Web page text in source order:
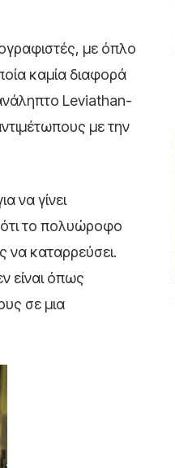
με όπλο
καμία διαφορά
Leviathan-
με την
να γίνει
ότι το πολυώροφο
να καταρρεύσει.
είναι όπως
σε μια